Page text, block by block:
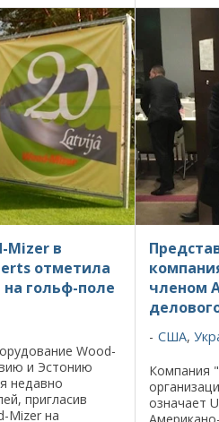
Mizer в
отметила
гольф-поле
Wood-
и Эстонию
недавно
пригласив
Mizer на
членом
США,
Компания
означает